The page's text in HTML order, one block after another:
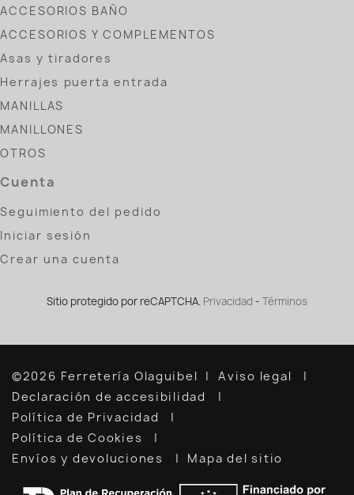
ACCESORIOS BAÑO
ACCESORIOS Y COMPLEMENTOS
Asas y tiradores
Herrajes puerta entrada
MANILLAS
MANILLONES
OTROS
Cuenta
Seguimiento del pedido
Iniciar sesión
Crear una cuenta
Sitio protegido por reCAPTCHA. Privacidad - Términos
©2026 Ferretería Olaguibel
Aviso legal
Declaración de accesibilidad
Política de Privacidad
Política de Cookies
Envíos y devoluciones
Mapa del sitio